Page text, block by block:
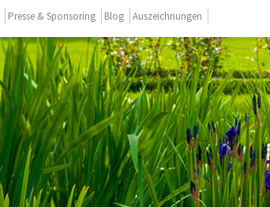
Presse & Sponsoring Blog Auszeichnungen